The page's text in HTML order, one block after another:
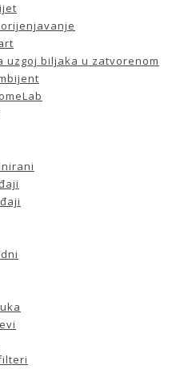
uzgoj biljaka u zatvorenom